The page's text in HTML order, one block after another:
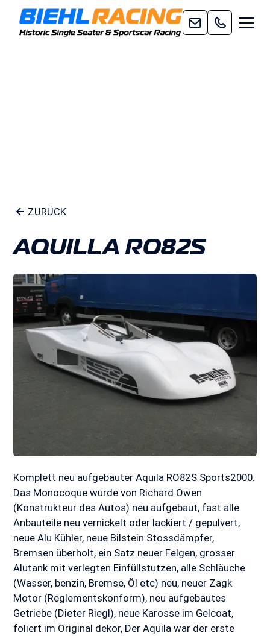
ZURÜCK
AQUILLA RO82S
Komplett neu aufgebauter Aquila RO82S Sports2000.
Das Monocoque wurde von Richard Owen
(Konstrukteur des Autos) neu aufgebaut, fast alle
Anbauteile neu vernickelt oder lackiert / gepulvert,
neue Alu Kühler, neue Bilstein Stossdämpfer,
Bremsen überholt, ein Satz neuer Felgen, grosser
Alutank mit verlegten Einfüllstutzen, alle Schläuche
(Wasser, benzin, Bremse, Öl etc) neu, neuer Zagk
Motor (Reglementskonform), neu aufgebautes
Getriebe (Dieter Riegl), neue Karosse im Gelcoat,
foliert im Original dekor, Der Aquila war der erste